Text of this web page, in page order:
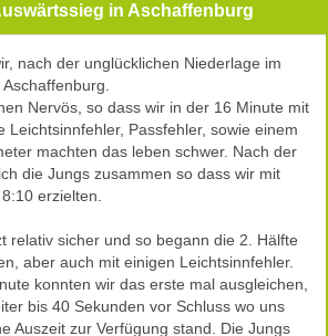
in Aschaffenburg
nach der unglücklichen Niederlage im
Nervös, so dass wir in der 16 Minute mit
Leichtsinnfehler, Passfehler, sowie einem
machten das leben schwer. Nach der
die Jungs zusammen so dass wir mit
erzielten.
relativ sicher und so begann die 2. Hälfte
aber auch mit einigen Leichtsinnfehler.
konnten wir das erste mal ausgleichen,
bis 40 Sekunden vor Schluss wo uns
Auszeit zur Verfügung stand. Die Jungs